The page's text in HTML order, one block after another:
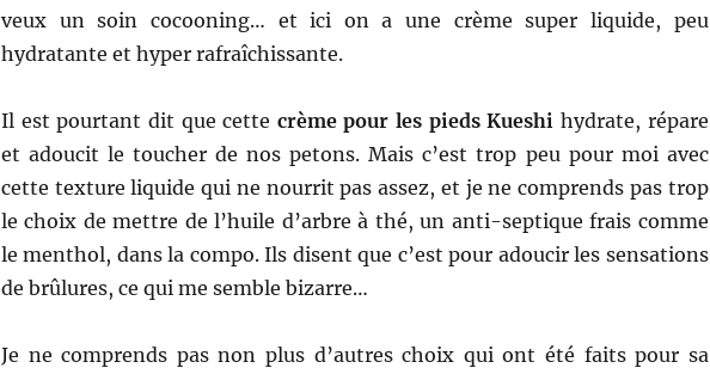
veux un soin cocooning… et ici on a une crème super liquide, peu
hydratante et hyper rafraîchissante.
Il est pourtant dit que cette crème pour les pieds Kueshi hydrate, répare
et adoucit le toucher de nos petons. Mais c’est trop peu pour moi avec
cette texture liquide qui ne nourrit pas assez, et je ne comprends pas trop
le choix de mettre de l’huile d’arbre à thé, un anti-septique frais comme
le menthol, dans la compo. Ils disent que c’est pour adoucir les sensations
de brûlures, ce qui me semble bizarre…
Je ne comprends pas non plus d’autres choix qui ont été faits pour sa